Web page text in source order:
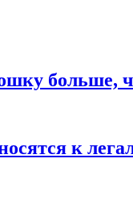
больше,
к